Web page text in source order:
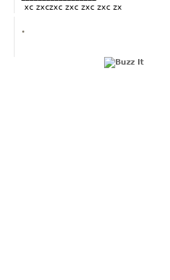
xc zxczxc zxc zxc zxc zx